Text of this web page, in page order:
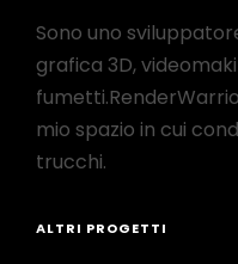
Sono uno
grafica 3D,
mio spazio in cui
trucchi.
ALTRI PROGETTI